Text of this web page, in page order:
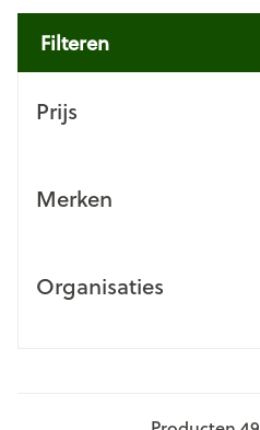
Filteren
Prijs
Merken
Organisaties